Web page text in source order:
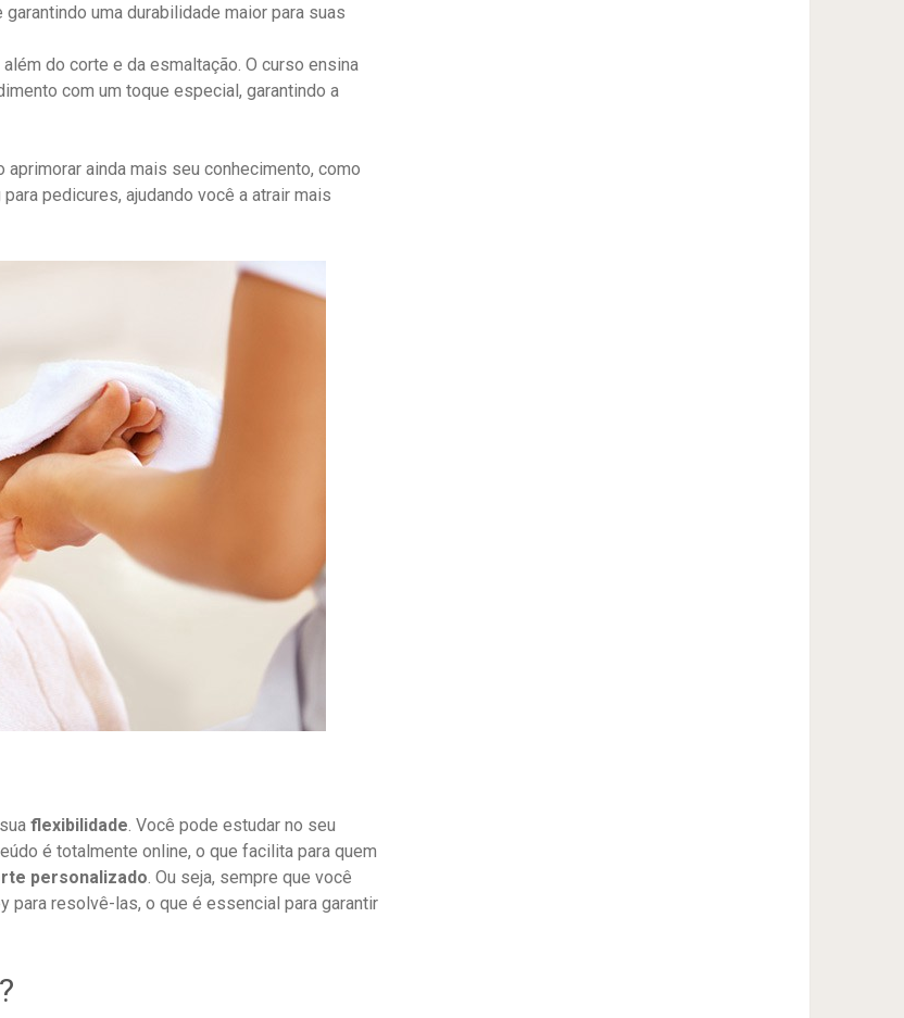
uma durabilidade maior para suas
do corte e da esmaltação. O curso ensina
com um toque especial, garantindo a
ainda mais seu conhecimento, como
pedicures, ajudando você a atrair mais
flexibilidade. Você pode estudar no seu
é totalmente online, o que facilita para quem
personalizado. Ou seja, sempre que você
para resolvê-las, o que é essencial para garantir